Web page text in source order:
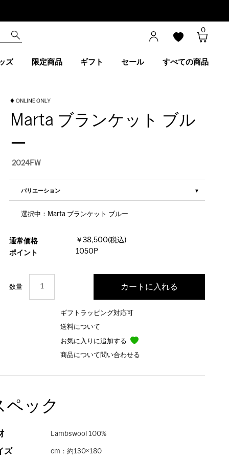
0
ズ 限定商品 ギフト セール すべての商品
Marta ブランケット ブル
ー
2024FW
バリエーション
選択中：Marta ブランケット ブルー
通常価格
￥38,500(税込)
ポイント
1050P
数量
ギフトラッピング対応可
送料について
お気に入りに追加する
商品について問い合わせる
ペック
Lambswool 100%
ズ cm：約130×180